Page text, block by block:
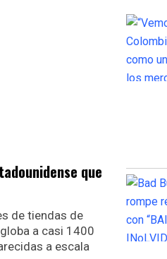
que
de tiendas de
a casi 1400
a escala